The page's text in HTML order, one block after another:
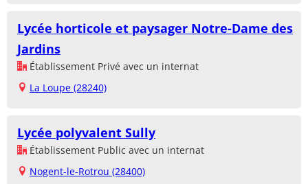
Lycée horticole et paysager Notre-Dame des
Jardins
Établissement Privé avec un internat
La Loupe (28240)
Lycée polyvalent Sully
Établissement Public avec un internat
Nogent-le-Rotrou (28400)